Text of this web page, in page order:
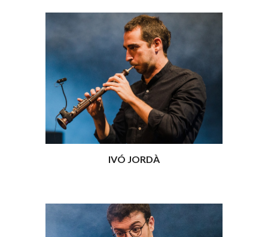
IVÓ JORDÀ